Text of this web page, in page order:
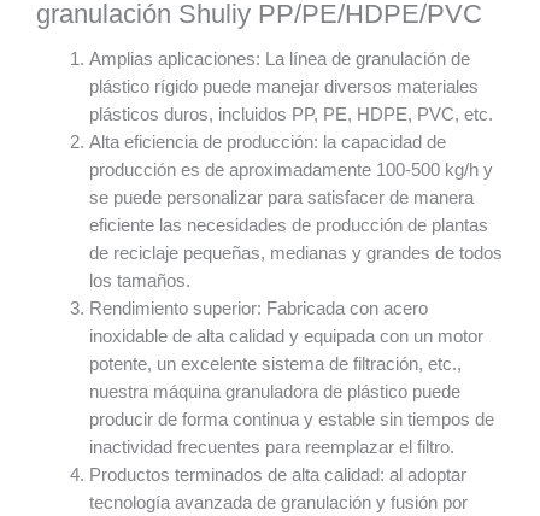
granulación Shuliy PP/PE/HDPE/PVC
Amplias aplicaciones: La línea de granulación de
plástico rígido puede manejar diversos materiales
plásticos duros, incluidos PP, PE, HDPE, PVC, etc.
Alta eficiencia de producción: la capacidad de
producción es de aproximadamente 100-500 kg/h y
se puede personalizar para satisfacer de manera
eficiente las necesidades de producción de plantas
de reciclaje pequeñas, medianas y grandes de todos
los tamaños.
Rendimiento superior: Fabricada con acero
inoxidable de alta calidad y equipada con un motor
potente, un excelente sistema de filtración, etc.,
nuestra máquina granuladora de plástico puede
producir de forma continua y estable sin tiempos de
inactividad frecuentes para reemplazar el filtro.
Productos terminados de alta calidad: al adoptar
tecnología avanzada de granulación y fusión por